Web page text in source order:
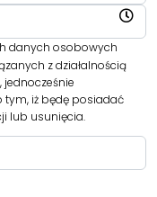
danych osobowych
z działalnością
tym, iż będę posiadać
lub usunięcia.